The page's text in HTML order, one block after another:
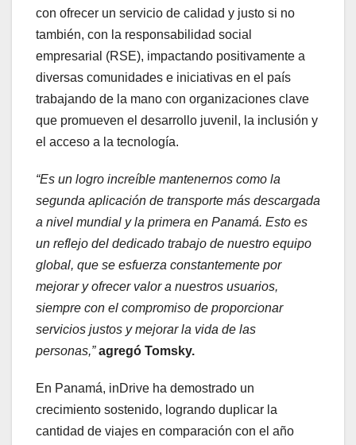
con ofrecer un servicio de calidad y justo si no
también, con la responsabilidad social
empresarial (RSE), impactando positivamente a
diversas comunidades e iniciativas en el país
trabajando de la mano con organizaciones clave
que promueven el desarrollo juvenil, la inclusión y
el acceso a la tecnología.
“Es un logro increíble mantenernos como la
segunda aplicación de transporte más descargada
a nivel mundial y la primera en Panamá. Esto es
un reflejo del dedicado trabajo de nuestro equipo
global, que se esfuerza constantemente por
mejorar y ofrecer valor a nuestros usuarios,
siempre con el compromiso de proporcionar
servicios justos y mejorar la vida de las
personas,”agregó Tomsky.
En Panamá, inDrive ha demostrado un
crecimiento sostenido, logrando duplicar la
cantidad de viajes en comparación con el año